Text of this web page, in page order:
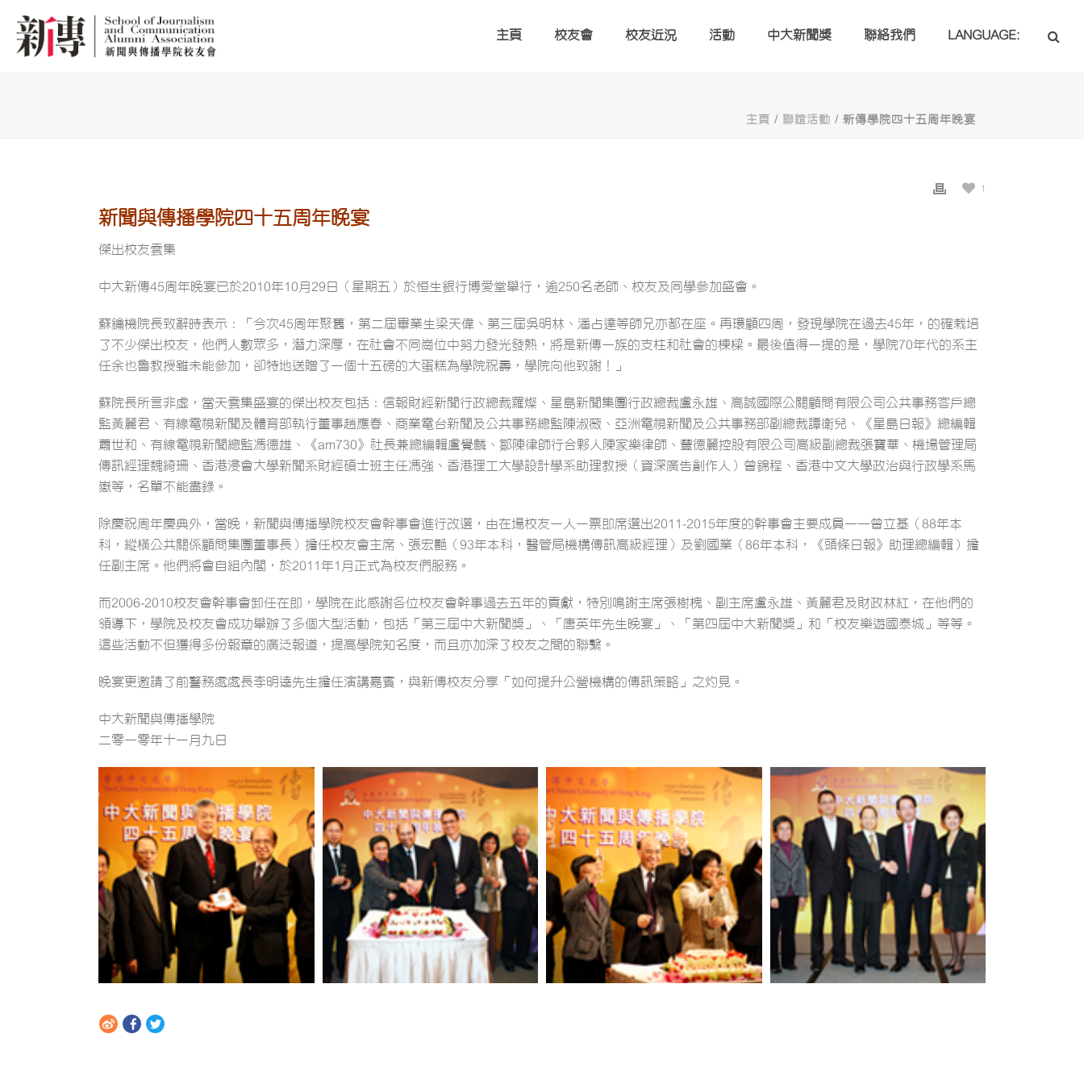
主頁 校友會 校友近況 活動 中大新聞獎 聯絡我們 LANGUAGE:
主頁 / 聯誼活動 / 新傳學院四十五周年晚宴
1
新聞與傳播學院四十五周年晚宴
傑出校友雲集
中大新傳45周年晚宴已於2010年10月29日（星期五）於恒生銀行博愛堂舉行，逾250名老師、校友及同學參加盛會。
蘇鑰機院長致辭時表示：「今次45周年聚舊，第二屆畢業生梁天偉、第三屆吳明林、潘占達等師兄亦都在座。再環顧四周，發現學院在過去45年，的確栽培
了不少傑出校友，他們人數眾多，潛力深厚，在社會不同崗位中努力發光發熱，將是新傳一族的支柱和社會的棟樑。最後值得一提的是，學院70年代的系主
任余也魯教授雖未能參加，卻特地送贈了一個十五磅的大蛋糕為學院祝壽，學院向他致謝！」
蘇院長所言非虛，當天雲集盛宴的傑出校友包括：信報財經新聞行政總裁羅燦、星島新聞集團行政總裁盧永雄、高誠國際公關顧問有限公司公共事務客戶總
監黃麗君、有線電視新聞及體育部執行董事趙應春、商業電台新聞及公共事務總監陳淑薇、亞洲電視新聞及公共事務部副總裁譚衛兒、《星島日報》總編輯
蕭世和、有線電視新聞總監馮德雄、《am730》社長兼總編輯盧覺麟、鄒陳律師行合夥人陳家樂律師、豐德麗控股有限公司高級副總裁張寶華、機場管理局
傳訊經理魏綺珊、香港浸會大學新聞系財經碩士班主任馮強、香港理工大學設計學系助理教授（資深廣告創作人）曾錦程、香港中文大學政治與行政學系馬
嶽等，名單不能盡錄。
除慶祝周年慶典外，當晚，新聞與傳播學院校友會幹事會進行改選，由在場校友一人一票即席選出2011-2015年度的幹事會主要成員——曾立基（88年本
科，縱橫公共關係顧問集團董事長）擔任校友會主席、張宏艷（93年本科，醫管局機構傳訊高級經理）及劉國業（86年本科，《頭條日報》助理總編輯）擔
任副主席。他們將會自組內閣，於2011年1月正式為校友們服務。
而2006-2010校友會幹事會卸任在即，學院在此感謝各位校友會幹事過去五年的貢獻，特別鳴謝主席張樹槐、副主席盧永雄、黃麗君及財政林紅，在他們的
領導下，學院及校友會成功舉辦了多個大型活動，包括「第三屆中大新聞獎」、「唐英年先生晚宴」、「第四屆中大新聞獎」和「校友樂遊國泰城」等等。
這些活動不但獲得多份報章的廣泛報道，提高學院知名度，而且亦加深了校友之間的聯繫。
晚宴更邀請了前警務處處長李明逵先生擔任演講嘉賓，與新傳校友分享「如何提升公營機構的傳訊策略」之灼見。
中大新聞與傳播學院
二零一零年十一月九日